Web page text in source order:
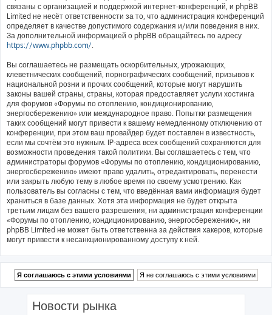
связаны с организацией и поддержкой интернет-конференций, и phpBB
Limited не несёт ответственности за то, что администрация конференций
определяет в качестве допустимого содержания и/или поведения в них.
За дополнительной информацией о phpBB обращайтесь по адресу
https://www.phpbb.com/.
Вы соглашаетесь не размещать оскорбительных, угрожающих,
клеветнических сообщений, порнографических сообщений, призывов к
национальной розни и прочих сообщений, которые могут нарушить
законы вашей страны, страны, которая предоставляет услуги хостинга
для форумов «Форумы по отоплению, кондиционированию,
энергосбережению» или международное право. Попытки размещения
таких сообщений могут привести к вашему немедленному отключению от
конференции, при этом ваш провайдер будет поставлен в известность,
если мы сочтём это нужным. IP-адреса всех сообщений сохраняются для
возможности проведения такой политики. Вы соглашаетесь с тем, что
администраторы форумов «Форумы по отоплению, кондиционированию,
энергосбережению» имеют право удалить, отредактировать, перенести
или закрыть любую тему в любое время по своему усмотрению. Как
пользователь вы согласны с тем, что введённая вами информация будет
храниться в базе данных. Хотя эта информация не будет открыта
третьим лицам без вашего разрешения, ни администрация конференции
«Форумы по отоплению, кондиционированию, энергосбережению», ни
phpBB Limited не может быть ответственна за действия хакеров, которые
могут привести к несанкционированному доступу к ней.
Новости рынка